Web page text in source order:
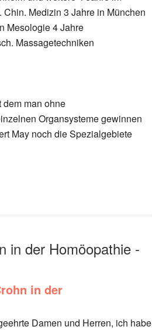
Medizin 3 Jahre in München
Mesologie 4 Jahre
Massagetechniken
dem man ohne
Organsysteme gewinnen
May noch die Spezialgebiete
in der Homöopathie -
in der
Damen und Herren, ich habe